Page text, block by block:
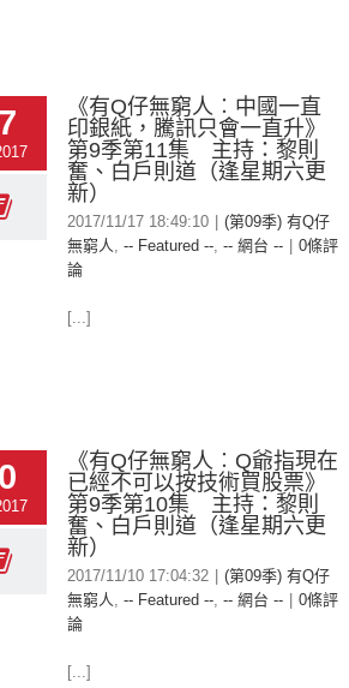
《有Q仔無窮人︰中國一直
印銀紙，騰訊只會一直升》
第9季第11集 主持：黎則
奮、白戶則道（逢星期六更
新）
2017/11/17 18:49:10
(第09季) 有Q仔
無窮人, -- Featured --, -- 網台 --
0條評
論
[...]
《有Q仔無窮人︰Q爺指現在
已經不可以按技術買股票》
第9季第10集 主持：黎則
奮、白戶則道（逢星期六更
新）
2017/11/10 17:04:32
(第09季) 有Q仔
無窮人, -- Featured --, -- 網台 --
0條評
論
[...]